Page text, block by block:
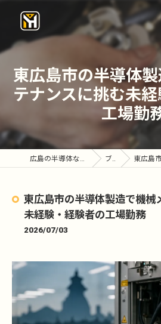
東広島市の半導体
テナンスに挑む未
工場勤
広島の半導体なら株式会社優陽工業 ブログ 東広島市の半導
東広島市の半導体製造で機械
未経験・経験者の工場勤務
2026/07/03